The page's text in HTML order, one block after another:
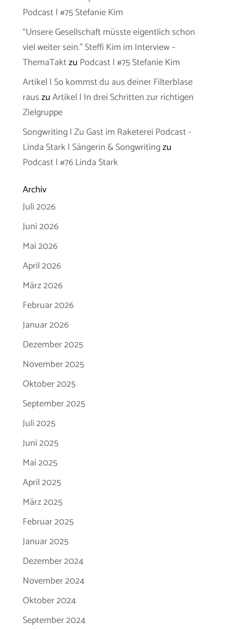
Podcast | #75 Stefanie Kim
“Unsere Gesellschaft müsste eigentlich schon
viel weiter sein.” Steffi Kim im Interview –
ThemaTaktzu Podcast | #75 Stefanie Kim
Artikel | So kommst du aus deiner Filterblase
rauszuArtikel | In drei Schritten zur richtigen
Zielgruppe
Songwriting | Zu Gast im Raketerei Podcast -
Linda Stark | Sängerin & Songwritingzu
Podcast | #76 Linda Stark
Archiv
Juli 2026
Juni 2026
Mai 2026
April 2026
März 2026
Februar 2026
Januar 2026
Dezember 2025
November 2025
Oktober 2025
September 2025
Juli 2025
Juni 2025
Mai 2025
April 2025
März 2025
Februar 2025
Januar 2025
Dezember 2024
November 2024
Oktober 2024
September 2024